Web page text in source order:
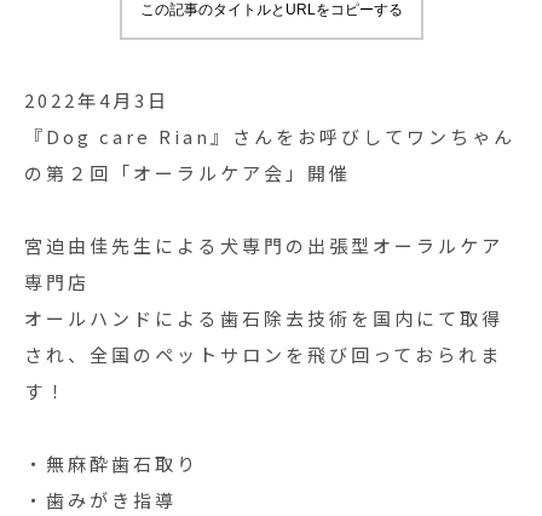
この記事のタイトルとURLをコピーする
2022年4月3日
『Dog care Rian』さんをお呼びしてワンちゃん
の第２回「オーラルケア会」開催
宮迫由佳先生による犬専門の出張型オーラルケア
専門店
オールハンドによる歯石除去技術を国内にて取得
され、全国のペットサロンを飛び回っておられま
す！
・無麻酔歯石取り
・歯みがき指導